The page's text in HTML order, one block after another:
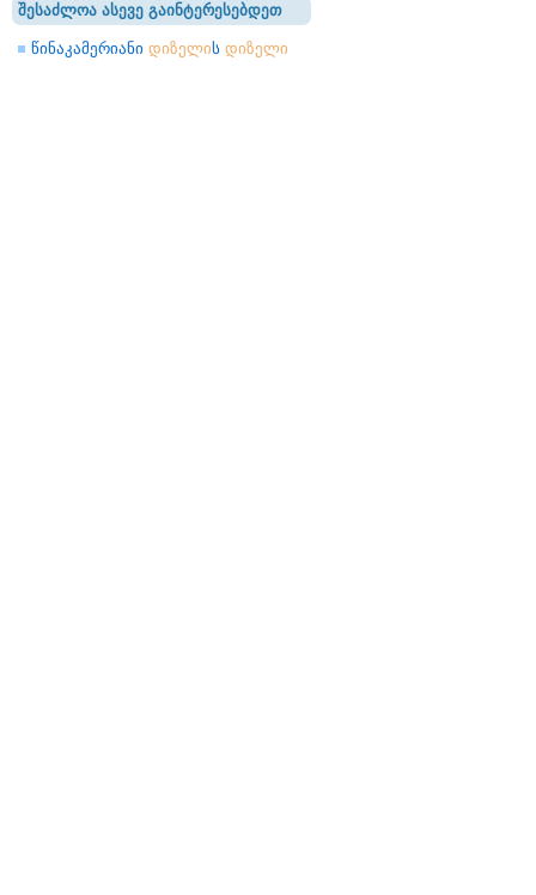
შესაძლოა ასევე გაინტერესებდეთ
წინაკამერიანი დიზელის დიზელი